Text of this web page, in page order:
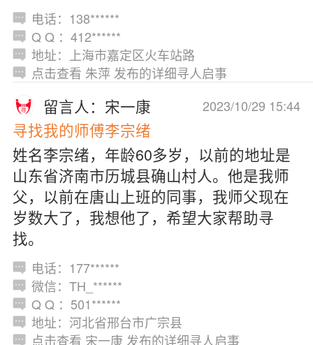
电话：138******
Q Q ：412******
地址：上海市嘉定区火车站路
点击查看 朱萍 发布的详细寻人启事
2023/10/29 15:44
留言人：宋一康
寻找我的师傅李宗绪
姓名李宗绪，年龄60多岁，以前的地址是
山东省济南市历城县确山村人。他是我师
父，以前在唐山上班的同事，我师父现在
岁数大了，我想他了，希望大家帮助寻
找。
电话：177******
微信：TH_******
Q Q ：501******
地址：河北省邢台市广宗县
点击查看 宋一康 发布的详细寻人启事